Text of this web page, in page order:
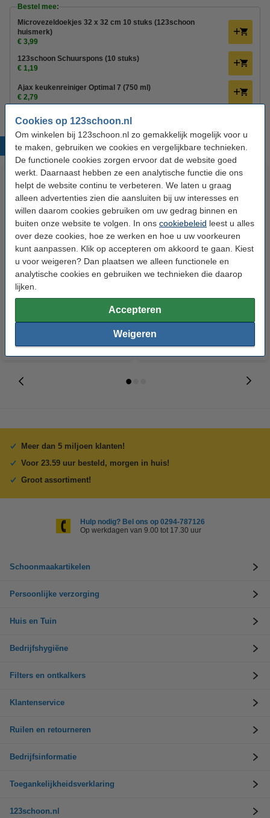
Cookies op 123schoon.nl
Om winkelen bij 123schoon.nl zo gemakkelijk mogelijk voor u
te maken, gebruiken we cookies en vergelijkbare technieken.
De functionele cookies zorgen ervoor dat de website goed
werkt. Daarnaast hebben ze een analytische functie die ons
helpt de website continu te verbeteren. We laten u graag
alleen advertenties zien die aansluiten bij uw interesses en
willen daarom cookies gebruiken om uw gedrag binnen en
buiten onze website te volgen. In ons cookiebeleid leest u alles
over deze cookies, hoe ze werken en hoe u uw voorkeuren
kunt aanpassen. Klik op accepteren om akkoord te gaan. Kiest
u voor weigeren? Dan plaatsen we alleen functionele en
analytische cookies en gebruiken we technieken die daarop
lijken.
Accepteren
Weigeren
Bestel mee:
Microvezeldoekjes 32 x 32 cm 10 stuks (123schoon
huismerk)
€ 3,99
123schoon Schuurspons (10 stuks)
€ 1,19
Ajax keukenreiniger Optimal 7 (750 ml)
€ 2,79
Populaire producten
HG Ontkalker Voor Espresso-
en Koffiepadapparaten
(citroenzuur, 500 ml)
HG Koffiemachine Ontkalker |
Melkzuur (500 ml)
Meer dan 5 miljoen klanten!
Voor 23.59 uur besteld, morgen in huis!
Groot assortiment!
Hulp nodig? Bel ons op 0294-787126
Op werkdagen van 9.00 tot 17.30 uur
Schoonmaakartikelen
Persoonlijke verzorging
Huis en Tuin
Bedrijfshygiëne
Filters en ontkalkers
Klantenservice
Ruilen en retourneren
Bedrijfsinformatie
Toegankelijkheidsverklaring
123schoon.nl